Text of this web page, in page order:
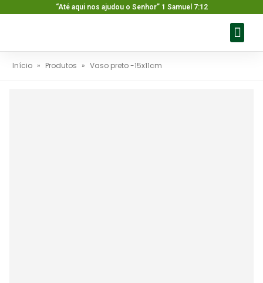
“Até aqui nos ajudou o Senhor” 1 Samuel 7:12
Início » Produtos » Vaso preto -15x11cm